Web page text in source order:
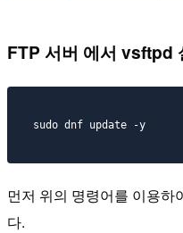
FTP 서버 에서 vsftpd
sudo dnf update -y
먼저 위의 명령어를 이용하
다.